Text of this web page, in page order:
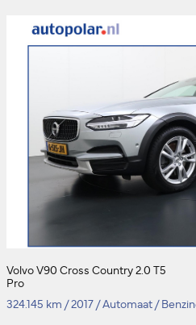
Volvo V90 Cross Country 2.0 T5
Pro
324.145 km /2017 /Automaat /